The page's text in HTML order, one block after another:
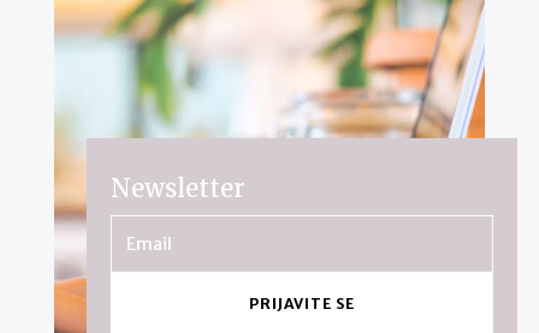
Newsletter
PRIJAVITE SE